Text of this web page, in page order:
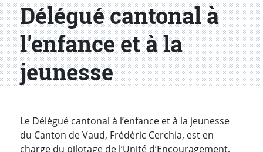
Délégué cantonal à
l'enfance et à la
jeunesse
Le Délégué cantonal à l’enfance et à la jeunesse
du Canton de Vaud, Frédéric Cerchia, est en
charge du pilotage de l’Unité d’Encouragement,